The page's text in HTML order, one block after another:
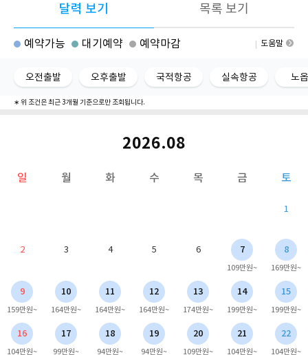
달력 보기 목록 보기
예약가능 대기예약 예약마감 도움말
오전출발 오후출발 국적항공 실속항공 노
∗ 위 조건은 최근 3개월 기준으로만 조회됩니다.
2026.08
일 월 화 수 목 금 토
1
2 3 4 5 6 7
109만원~
8
169만원~
9
159만원~
10
164만원~
11
164만원~
12
164만원~
13
174만원~
14
199만원~
15
199만원~
16
104만원~
17
99만원~
18
94만원~
19
94만원~
20
109만원~
21
104만원~
22
104만원~